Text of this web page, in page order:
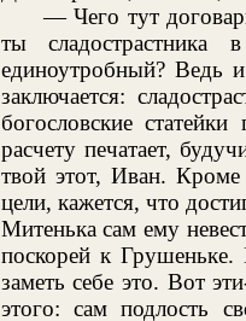
— Чего тут
ты
единоутробный? Ведь
заключается:
богословские
расчету печатает,
твой этот, Иван. Кроме
цели, кажется, что
Митенька сам ему
поскорей к Грушеньке.
заметь себе это. Вот
этого: сам подлость